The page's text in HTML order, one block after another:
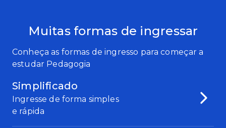
Muitas formas de ingressar
Conheça as formas de ingresso para começar a
estudar Pedagogia
Simplificado
Ingresse de forma simples
e rápida